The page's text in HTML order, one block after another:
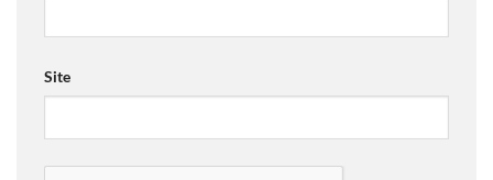
Site